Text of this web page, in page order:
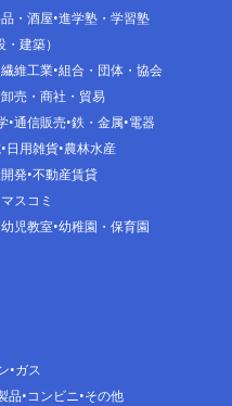
・酒屋 進学塾・学習塾
建築）
繊維工業 組合・団体・協会
売・商社・貿易
通信販売 鉄・金属 電器
日用雑貨 農林水産
発 不動産賃貸
スコミ
幼児教室 幼稚園・保育園
ガス
品 コンビニ その他